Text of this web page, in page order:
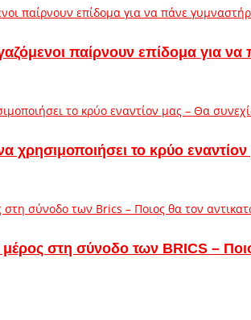
παίρνουν επίδομα για
χρησιμοποιήσει το κρύο
στη σύνοδο των BRICS –